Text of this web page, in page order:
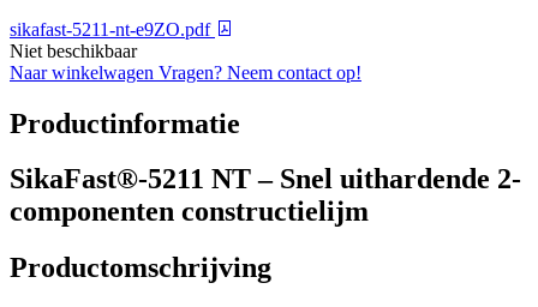
sikafast-5211-nt-e9ZO.pdf
Niet beschikbaar
Naar winkelwagen Vragen? Neem contact op!
Productinformatie
SikaFast®-5211 NT – Snel uithardende 2-
componenten constructielijm
Productomschrijving